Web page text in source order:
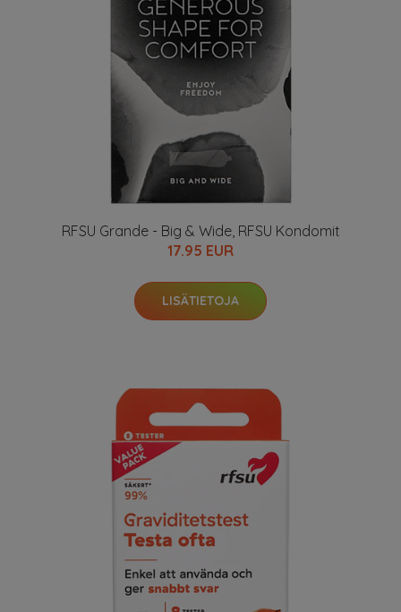
RFSU Grande - Big & Wide, RFSU Kondomit
17.95 EUR
LISÄTIETOJA